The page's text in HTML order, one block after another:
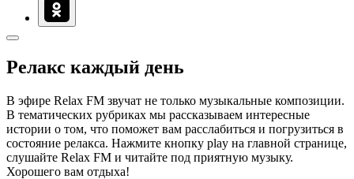
Релакс каждый день
В эфире Relax FM звучат не только музыкальные композиции.
В тематических рубриках мы рассказываем интересные
истории о том, что поможет вам расслабиться и погрузиться в
состояние релакса. Нажмите кнопку play на главной странице,
слушайте Relax FM и читайте под приятную музыку.
Хорошего вам отдыха!